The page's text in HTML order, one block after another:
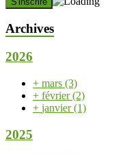
Archives
2026
+ mars (3)
+ février(2)
+ janvier(1)
2025